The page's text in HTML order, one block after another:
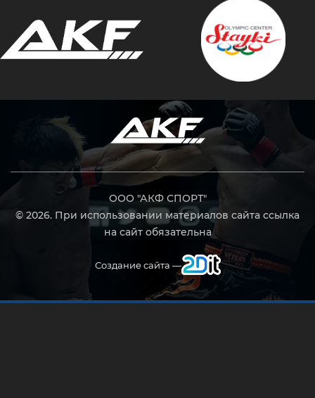
ООО "АКФ СПОРТ"
© 2026. При использовании материалов сайта ссылка
на сайт обязательна
Создание сайта —